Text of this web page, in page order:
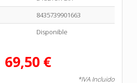
8435739901663
Disponible
69,50 €
*IVA Incluido